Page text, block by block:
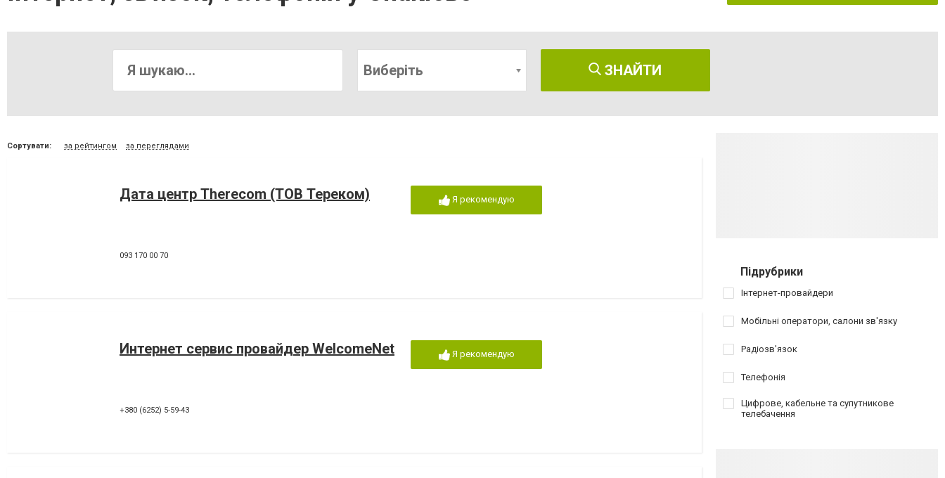
Виберіть ЗНАЙТИ
Сортувати: за рейтингом за переглядами
Дата центр Therecom (ТОВ Тереком)
093 170 00 70
Я рекомендую
Интернет сервис провайдер WelcomeNet
+380 (6252) 5-59-43
Я рекомендую
Підрубрики
Інтернет-провайдери
Мобільні оператори, салони зв'язку
Радіозв'язок
Телефонія
Цифрове, кабельне та супутникове
телебачення